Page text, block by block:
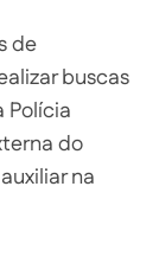
de
buscas
Polícia
do
na